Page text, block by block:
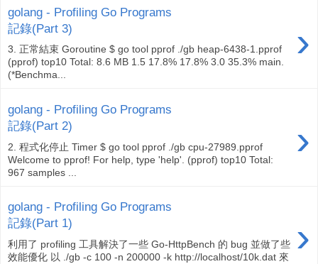
golang - Profiling Go Programs
記錄(Part 3)
›
3. 正常結束 Goroutine $ go tool pprof ./gb heap-6438-1.pprof
(pprof) top10 Total: 8.6 MB 1.5 17.8% 17.8% 3.0 35.3% main.
(*Benchma...
golang - Profiling Go Programs
記錄(Part 2)
›
2. 程式化停止 Timer $ go tool pprof ./gb cpu-27989.pprof
Welcome to pprof! For help, type 'help'. (pprof) top10 Total:
967 samples ...
golang - Profiling Go Programs
記錄(Part 1)
›
利用了 profiling 工具解決了一些 Go-HttpBench 的 bug 並做了些
效能優化 以 ./gb -c 100 -n 200000 -k http://localhost/10k.dat 來